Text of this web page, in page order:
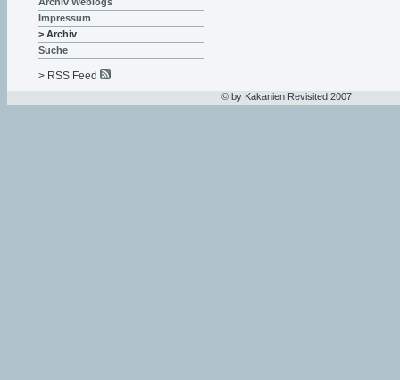
Impressum
> Archiv
Suche
> RSS Feed
© by Kakanien Revisited 2007